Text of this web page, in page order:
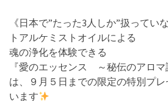
《日本で”たった3人しか”扱ってい
トアルケミストオイルによる
魂の浄化を体験できる
『愛のエッセンス ～秘伝のアロマ
は、９月５日までの限定の特別プ
います